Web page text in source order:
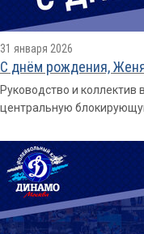
31 января 2026
С днём рождения,
Руководство и
центральную